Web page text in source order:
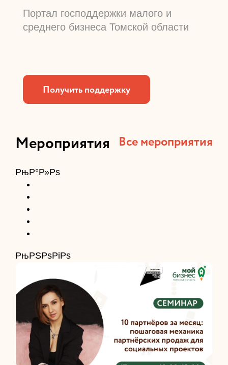
Портал господдержки малого и
среднего бизнеса Томской области
Получить поддержку
Мероприятия Все мероприятия
РњР°Р»Рѕ
РњРЅРѕРіРѕ